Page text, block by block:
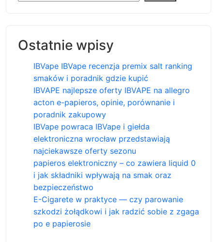
Ostatnie wpisy
IBVape IBVape recenzja premix salt ranking
smaków i poradnik gdzie kupić
IBVAPE najlepsze oferty IBVAPE na allegro
acton e-papieros, opinie, porównanie i
poradnik zakupowy
IBVape powraca IBVape i giełda
elektroniczna wrocław przedstawiają
najciekawsze oferty sezonu
papieros elektroniczny – co zawiera liquid 0
i jak składniki wpływają na smak oraz
bezpieczeństwo
E-Cigarete w praktyce — czy parowanie
szkodzi żołądkowi i jak radzić sobie z zgaga
po e papierosie